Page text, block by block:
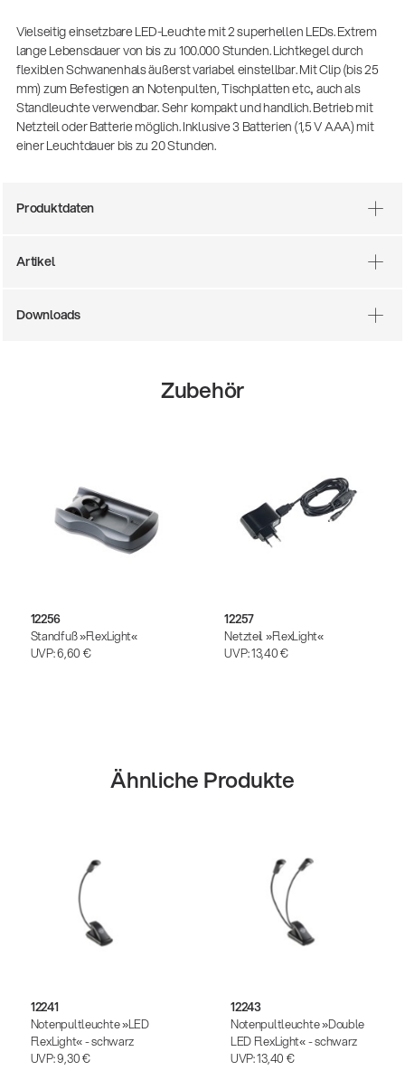
Spielfeldrand
Vielseitig einsetzbare LED-Leuchte mit 2 superhellen LEDs. Extrem
lange Lebensdauer von bis zu 100.000 Stunden. Lichtkegel durch
flexiblen Schwanenhals äußerst variabel einstellbar. Mit Clip (bis 25
mm) zum Befestigen an Notenpulten, Tischplatten etc., auch als
Standleuchte verwendbar. Sehr kompakt und handlich. Betrieb mit
Netzteil oder Batterie möglich. Inklusive 3 Batterien (1,5 V AAA) mit
einer Leuchtdauer bis zu 20 Stunden.
Produktdaten
Artikel
Downloads
Zubehör
12256
Standfuß »FlexLight«
UVP:6,60 €
12257
Netzteil »FlexLight«
UVP:13,40 €
Ähnliche Produkte
12241
Notenpultleuchte »LED
FlexLight« - schwarz
UVP:9,30 €
12243
Notenpultleuchte »Double
LED FlexLight« - schwarz
UVP:13,40 €